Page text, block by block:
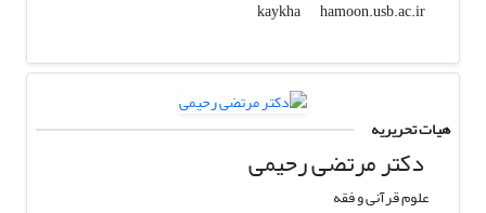
kaykha
hamoon.usb.ac.ir
هیات تحریریه
دکتر مرتضی رحیمی
علوم قرآنی و فقه